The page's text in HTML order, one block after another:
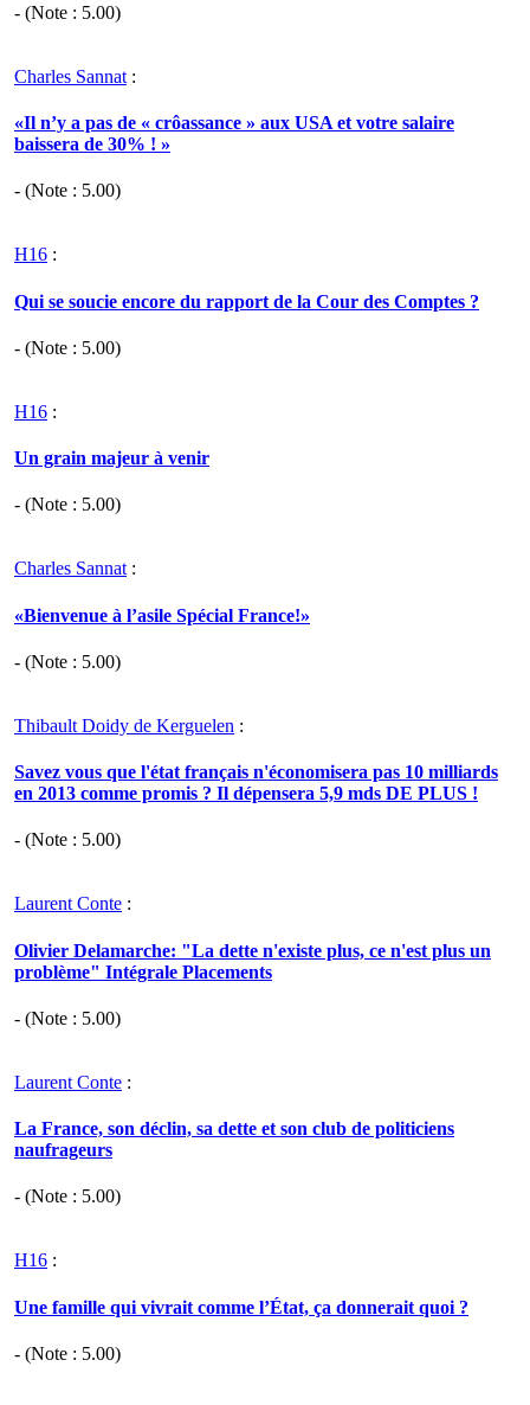
- (Note : 5.00)
Charles Sannat :
«Il n’y a pas de « crôassance » aux USA et votre salaire
baissera de 30% ! »
- (Note : 5.00)
H16 :
Qui se soucie encore du rapport de la Cour des Comptes ?
- (Note : 5.00)
H16 :
Un grain majeur à venir
- (Note : 5.00)
Charles Sannat :
«Bienvenue à l’asile Spécial France!»
- (Note : 5.00)
Thibault Doidy de Kerguelen :
Savez vous que l'état français n'économisera pas 10 milliards
en 2013 comme promis ? Il dépensera 5,9 mds DE PLUS !
- (Note : 5.00)
Laurent Conte :
Olivier Delamarche: "La dette n'existe plus, ce n'est plus un
problème" Intégrale Placements
- (Note : 5.00)
Laurent Conte :
La France, son déclin, sa dette et son club de politiciens
naufrageurs
- (Note : 5.00)
H16 :
Une famille qui vivrait comme l’État, ça donnerait quoi ?
- (Note : 5.00)